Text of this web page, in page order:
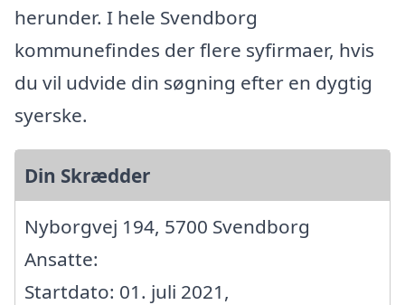
herunder. I hele Svendborg
kommunefindes der flere syfirmaer, hvis
du vil udvide din søgning efter en dygtig
syerske.
Din Skrædder
Nyborgvej 194, 5700 Svendborg
Ansatte:
Startdato: 01. juli 2021,